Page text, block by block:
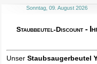
Sonntag, 09. August 2026
Staubbeutel-Discount -
UnserStaubsaugerbeutel